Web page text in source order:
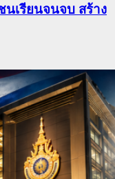
เรียนจนจบ สร้าง